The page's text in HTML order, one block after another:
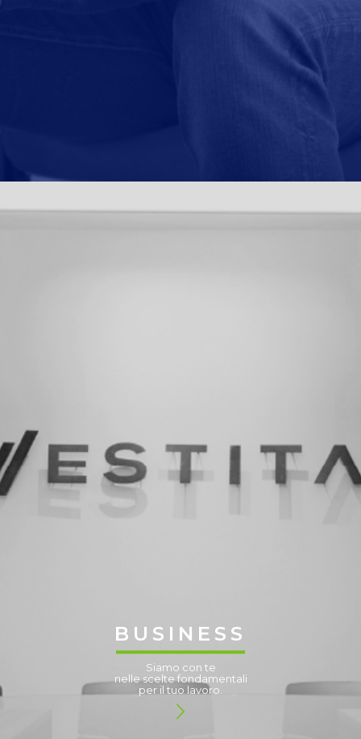
BUSINESS
Siamo con te
nelle scelte fondamentali
per il tuo lavoro.